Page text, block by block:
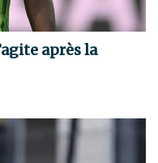
après la